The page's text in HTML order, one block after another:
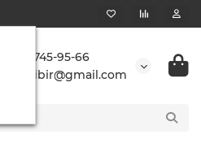
+7 923 745-95-66
buransibir@gmail.com